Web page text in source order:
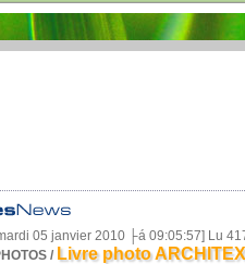
05 janvier 2010 ├á 09:05:57] Lu
/ Livre photo